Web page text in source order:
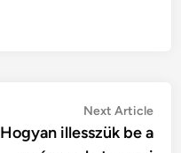
Next Article
Hogyan illesszük be a